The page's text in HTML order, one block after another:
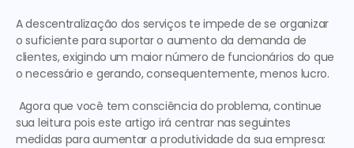
A descentralização dos serviços te impede de se organizar
o suficiente para suportar o aumento da demanda de
clientes, exigindo um maior número de funcionários do que
o necessário e gerando, consequentemente, menos lucro.
Agora que você tem consciência do problema, continue
sua leitura pois este artigo irá centrar nas seguintes
medidas para aumentar a produtividade da sua empresa: